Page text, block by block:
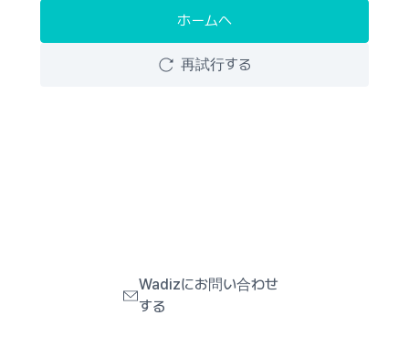
ホームへ
再試行する
Wadizにお問い合わせ
する